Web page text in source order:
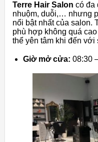
Terre Hair Salon có đa
nhuộm, duỗi,… nhưng
nổi bật nhất của salon.
phù hợp không quá
thể yên tâm khi đến với
Giờ mở cửa: 08:30